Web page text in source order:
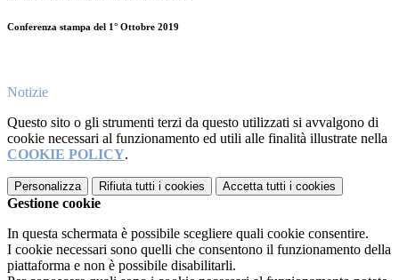
Conferenza stampa del 1° Ottobre 2019
Notizie
Questo sito o gli strumenti terzi da questo utilizzati si avvalgono di
cookie necessari al funzionamento ed utili alle finalità illustrate nella
COOKIE POLICY.
Personalizza Rifiuta tutti i cookies Accetta tutti i cookies
Gestione cookie
In questa schermata è possibile scegliere quali cookie consentire.
I cookie necessari sono quelli che consentono il funzionamento della
piattaforma e non è possibile disabilitarli.